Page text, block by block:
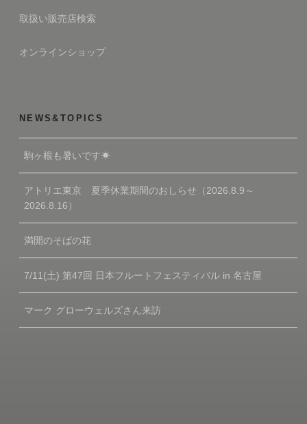
取扱い販売店検索
オンラインショップ
NEWS&TOPICS
駒ヶ根も暑いです☀
アトリエ東京 夏季休業期間のおしらせ（2026.8.9～
2026.8.16）
満開のそばの花
7/11(土) 第47回 日本フルートフェスティバル in 名古屋
マーク グローウェルズさん来訪